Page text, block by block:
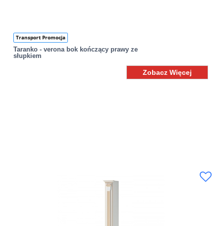
Transport Promocja
Taranko - verona bok kończący prawy ze
słupkiem
Zobacz Więcej